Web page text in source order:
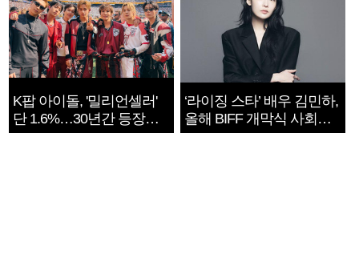
K팝 아이돌, '밀리언셀러'
단 1.6%…30년간 등장
1182개팀 전수조사
‘라이징 스타’ 배우 김민하,
올해 BIFF 개막식 사회자
확정